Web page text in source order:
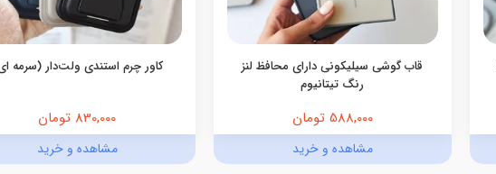
قاب گوشی سیلیکونی دارای محافظ لنز
رنگ تیتانیوم
588,000 تومان
مشاهده و خرید
کاور چرم استندی ولت‌دار (سرمه
830,000 تومان
مشاهده و خرید